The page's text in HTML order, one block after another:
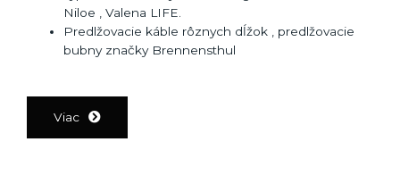
Niloe , Valena LIFE.
Predlžovacie káble rôznych dĺžok , predlžovacie
bubny značky Brennensthul
Viac